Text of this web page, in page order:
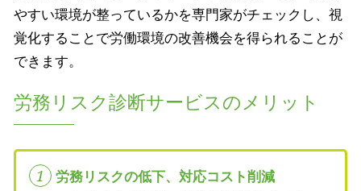
やすい環境が整っているかを専門家がチェックし、視
覚化することで労働環境の改善機会を得られることが
できます。
労務リスク診断サービスのメリット
1
労務リスクの低下、対応コスト削減